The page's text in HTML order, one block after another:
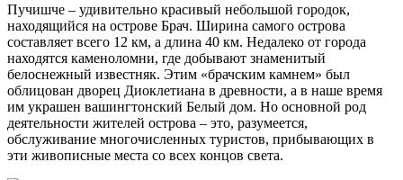
Пучишче – удивительно красивый небольшой городок,
находящийся на острове Брач. Ширина самого острова
составляет всего 12 км, а длина 40 км. Недалеко от города
находятся каменоломни, где добывают знаменитый
белоснежный известняк. Этим «брачским камнем» был
облицован дворец Диоклетиана в древности, а в наше время
им украшен вашингтонский Белый дом. Но основной род
деятельности жителей острова – это, разумеется,
обслуживание многочисленных туристов, прибывающих в
эти живописные места со всех концов света.